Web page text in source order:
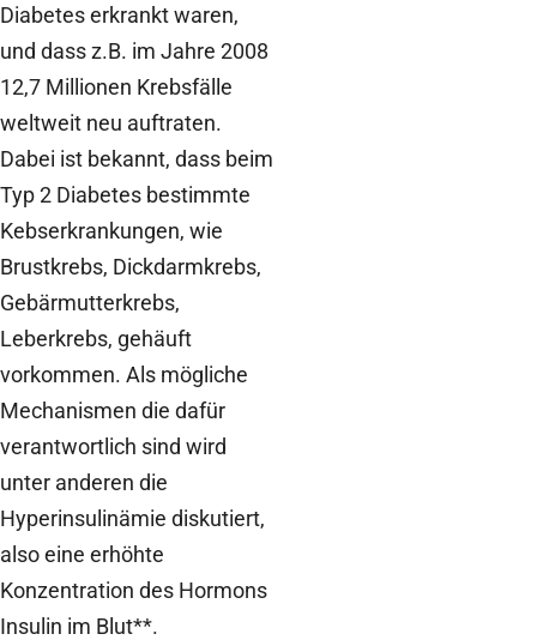
Diabetes erkrankt waren,
und dass z.B. im Jahre 2008
12,7 Millionen Krebsfälle
weltweit neu auftraten.
Dabei ist bekannt, dass beim
Typ 2 Diabetes bestimmte
Kebserkrankungen, wie
Brustkrebs, Dickdarmkrebs,
Gebärmutterkrebs,
Leberkrebs, gehäuft
vorkommen. Als mögliche
Mechanismen die dafür
verantwortlich sind wird
unter anderen die
Hyperinsulinämie diskutiert,
also eine erhöhte
Konzentration des Hormons
Insulin im Blut**.